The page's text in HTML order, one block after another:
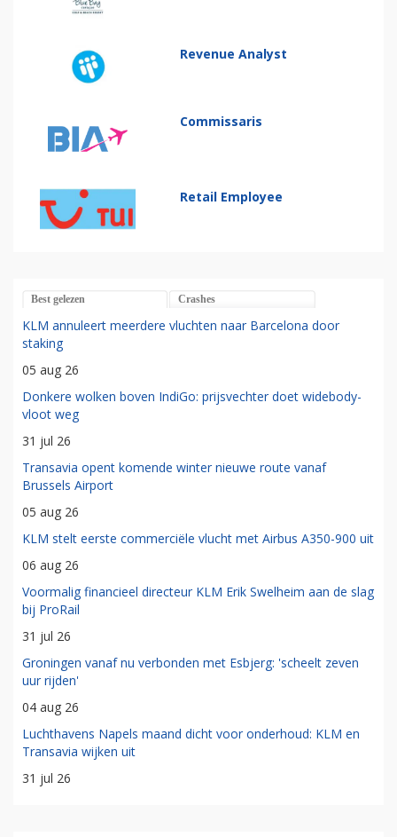
Revenue Analyst
Commissaris
Retail Employee
Best gelezen Crashes
KLM annuleert meerdere vluchten naar Barcelona door
staking
05 aug 26
Donkere wolken boven IndiGo: prijsvechter doet widebody-
vloot weg
31 jul 26
Transavia opent komende winter nieuwe route vanaf
Brussels Airport
05 aug 26
KLM stelt eerste commerciële vlucht met Airbus A350-900 uit
06 aug 26
Voormalig financieel directeur KLM Erik Swelheim aan de slag
bij ProRail
31 jul 26
Groningen vanaf nu verbonden met Esbjerg: 'scheelt zeven
uur rijden'
04 aug 26
Luchthavens Napels maand dicht voor onderhoud: KLM en
Transavia wijken uit
31 jul 26